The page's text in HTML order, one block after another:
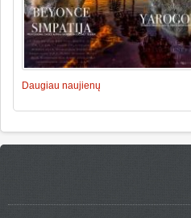
Daugiau naujienų